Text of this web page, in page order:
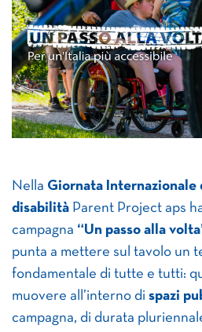
Nella Giornata Internazionale
disabilità Parent Project aps
campagna “Un passo alla
punta a mettere sul tavolo un
fondamentale di tutte e tutti:
muovere all’interno di spazi
campagna, di durata